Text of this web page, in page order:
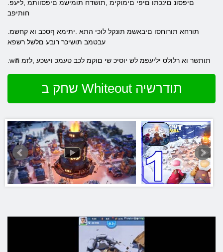
חותיפב
עבטמב תושיכר רובע םלשל רשפא
.wifi תותשר וא רלולס יליעפמ לש יוסיכ שי םוקמ לכב טעמכ וישכע ,לזמ
שחק ב Whiteout תודרשיה